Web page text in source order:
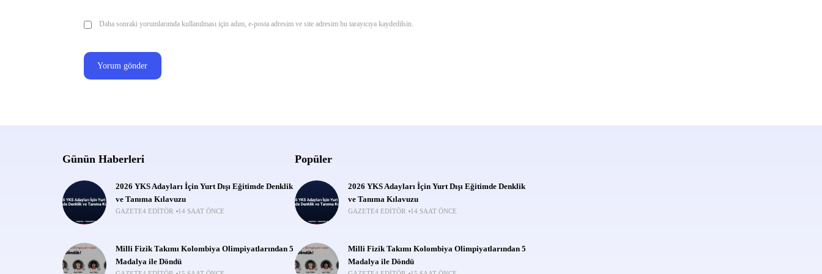
Daha sonraki yorumlarımda kullanılması için adım, e-posta adresim ve site adresim bu tarayıcıya kaydedilsin.
Günün Haberleri
2026 YKS Adayları İçin Yurt Dışı Eğitimde Denklik
ve Tanıma Kılavuzu
GAZETE4 EDITÖR 14 SAAT ÖNCE
Milli Fizik Takımı Kolombiya Olimpiyatlarından 5
Madalya ile Döndü
Popüler
2026 YKS Adayları İçin Yurt Dışı Eğitimde Denklik
ve Tanıma Kılavuzu
GAZETE4 EDITÖR 14 SAAT ÖNCE
Milli Fizik Takımı Kolombiya Olimpiyatlarından 5
Madalya ile Döndü